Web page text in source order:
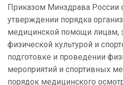
Приказом Минздрава России
утверждении порядка
медицинской помощи лицам,
физической культурой и
подготовке и проведении
мероприятий и спортивных
порядок медицинского